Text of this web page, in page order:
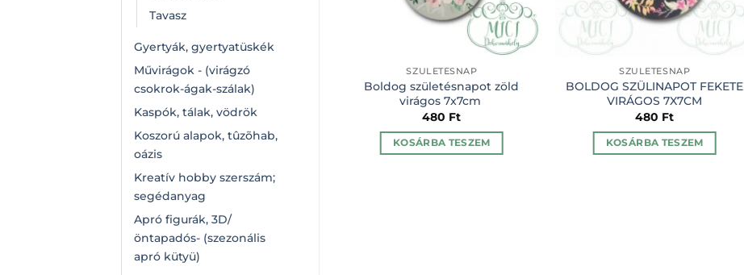
Tavasz
Gyertyák, gyertyatüskék
Művirágok - (virágzó
csokrok-ágak-szálak)
Kaspók, tálak, vödrök
Koszorú alapok, tûzõhab,
oázis
Kreatív hobby szerszám;
segédanyag
Apró figurák, 3D/
öntapadós- (szezonális
apró kütyü)
SZÜLETÉSNAP
Boldog születésnapot zöld
virágos 7x7cm
480 Ft
KOSÁRBA TESZEM
SZÜLETÉSNAP
BOLDOG SZÜLINAPOT FEKETE
VIRÁGOS 7X7CM
480 Ft
KOSÁRBA TESZEM